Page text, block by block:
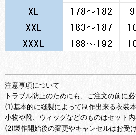
注意事項について
トラブル防止のためにも、ご注文の前に
(1)基本的に縫製によって制作出来る衣装
小物や靴、ウィッグなどのものはセット
(2)製作開始後の変更やキャンセルはお受け